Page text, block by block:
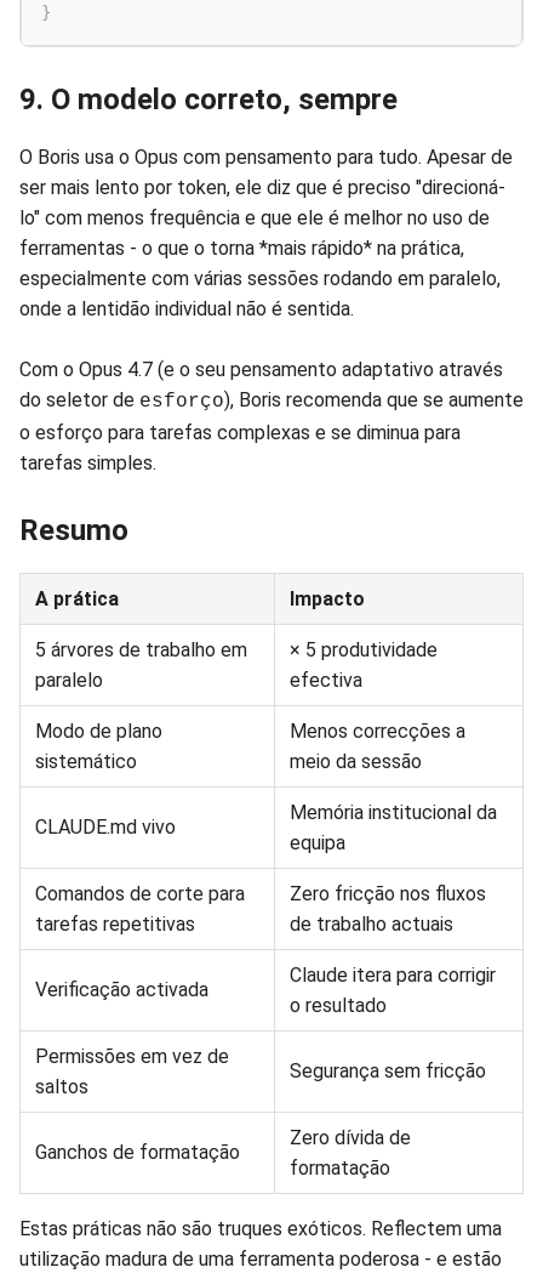
}
9. O modelo correto, sempre
O Boris usa o Opus com pensamento para tudo. Apesar de
ser mais lento por token, ele diz que é preciso "direcioná-
lo" com menos frequência e que ele é melhor no uso de
ferramentas - o que o torna *mais rápido* na prática,
especialmente com várias sessões rodando em paralelo,
onde a lentidão individual não é sentida.
Com o Opus 4.7 (e o seu pensamento adaptativo através
do seletor de esforço), Boris recomenda que se aumente
o esforço para tarefas complexas e se diminua para
tarefas simples.
Resumo
A prática Impacto
5 árvores de trabalho em
paralelo
× 5 produtividade
efectiva
Modo de plano
sistemático
Menos correcções a
meio da sessão
CLAUDE.md vivo
Memória institucional da
equipa
Comandos de corte para
tarefas repetitivas
Zero fricção nos fluxos
de trabalho actuais
Verificação activada
Claude itera para corrigir
o resultado
Permissões em vez de
saltos
Segurança sem fricção
Ganchos de formatação
Zero dívida de
formatação
Estas práticas não são truques exóticos. Reflectem uma
utilização madura de uma ferramenta poderosa - e estão